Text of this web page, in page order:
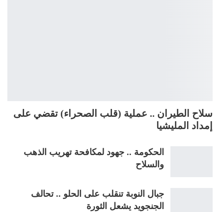
سلاح الطيران .. عملية (قلب الصحراء) تقضي على
إمداد المليشيا
الحكومة .. جهود لمكافحة تهريب الذهب
والسلاح
جبال النوبة تنقلب على الحلو .. تحالف
الجنجويد يشعل الثورة